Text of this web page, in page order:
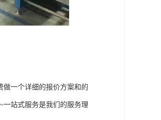
一个详细的报价方案和的
一站式服务是我们的服务理